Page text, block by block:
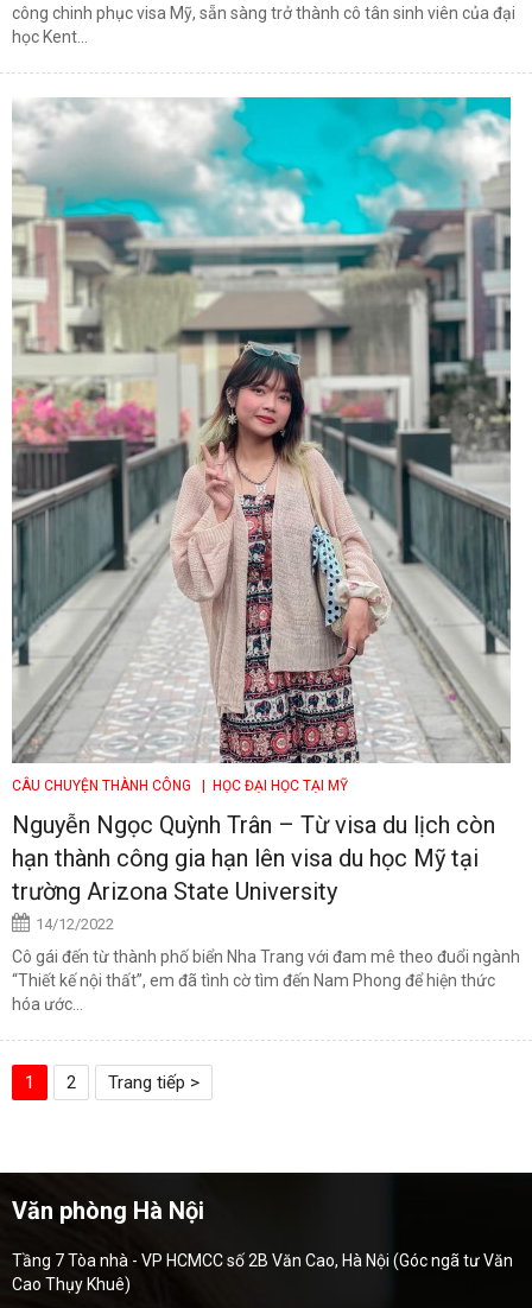
công chinh phục visa Mỹ, sẵn sàng trở thành cô tân sinh viên của đại
học Kent...
CÂU CHUYỆN THÀNH CÔNG | HỌC ĐẠI HỌC TẠI MỸ
Nguyễn Ngọc Quỳnh Trân – Từ visa du lịch còn
hạn thành công gia hạn lên visa du học Mỹ tại
trường Arizona State University
14/12/2022
Cô gái đến từ thành phố biển Nha Trang với đam mê theo đuổi ngành
“Thiết kế nội thất”, em đã tình cờ tìm đến Nam Phong để hiện thức
hóa ước...
1 2 Trang tiếp >
Văn phòng Hà Nội
Tầng 7 Tòa nhà - VP HCMCC số 2B Văn Cao, Hà Nội (Góc ngã tư Văn
Cao Thụy Khuê)